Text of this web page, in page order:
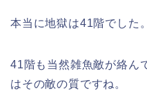
本当に地獄は41階でした。
41階も当然雑魚敵が絡ん
はその敵の質ですね。